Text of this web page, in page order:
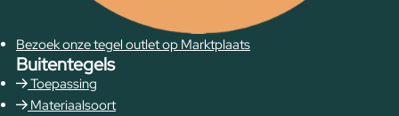
Bezoek onze tegel outlet op Marktplaats
Buitentegels
Toepassing
Materiaalsoort